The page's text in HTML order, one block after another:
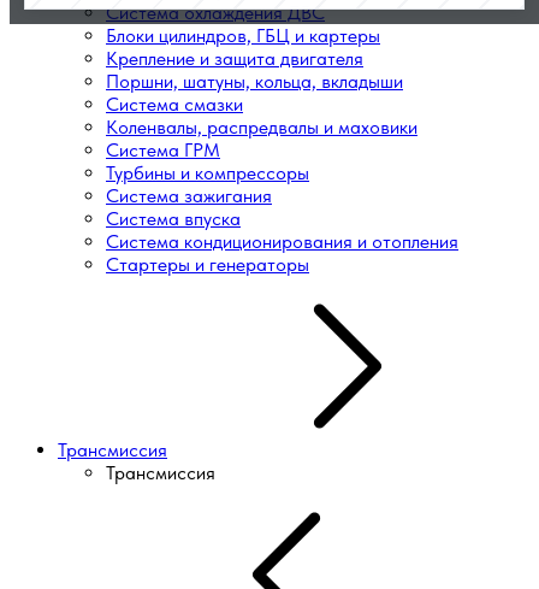
Система охлаждения ДВС
Блоки цилиндров, ГБЦ и картеры
Крепление и защита двигателя
Поршни, шатуны, кольца, вкладыши
Система смазки
Коленвалы, распредвалы и маховики
Система ГРМ
Турбины и компрессоры
Система зажигания
Система впуска
Система кондиционирования и отопления
Стартеры и генераторы
Трансмиссия
Трансмиссия